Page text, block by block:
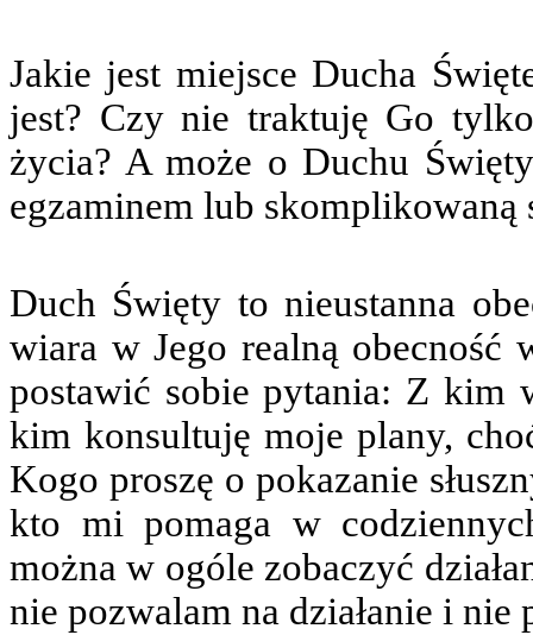
Jakie jest miejsce Ducha
jest? Czy nie traktuję Go
życia? A może o Duchu
egzaminem lub skomplikowaną
Duch Święty to nieustanna
wiara w Jego realną obecność
postawić sobie pytania: Z kim
kim konsultuję moje plany,
Kogo proszę o pokazanie
kto mi pomaga w
można w ogóle zobaczyć
nie pozwalam na działanie i nie